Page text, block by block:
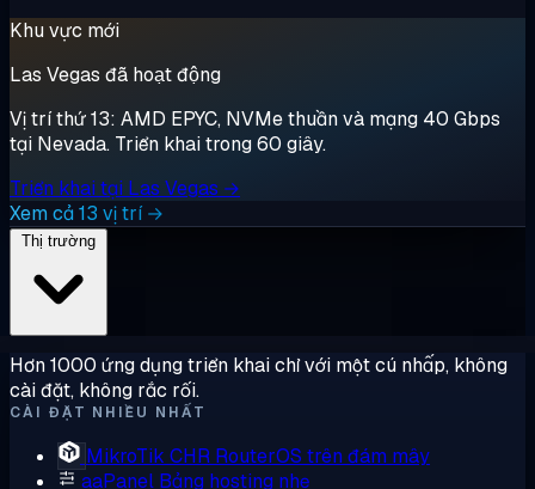
Khu vực mới
Las Vegas đã hoạt động
Vị trí thứ 13: AMD EPYC, NVMe thuần và mạng 40 Gbps
tại Nevada. Triển khai trong 60 giây.
Triển khai tại Las Vegas →
Xem cả 13 vị trí →
Hơn 1000 ứng dụng triển khai chỉ với một cú nhấp, không
cài đặt, không rắc rối.
CÀI ĐẶT NHIỀU NHẤT
MikroTik CHR RouterOS trên đám mây
aaPanel Bảng hosting nhẹ